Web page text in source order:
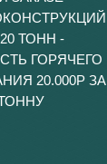
ТОНН -
ГОРЯЧЕГО
20.000Р ЗА